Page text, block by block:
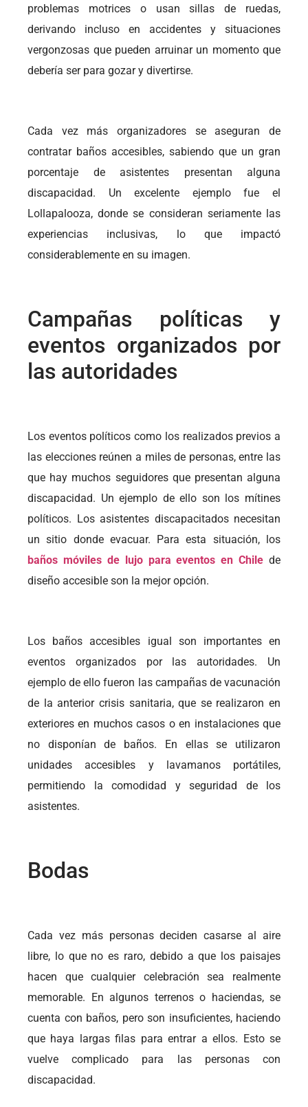
problemas motrices o usan sillas de ruedas,
derivando incluso en accidentes y situaciones
vergonzosas que pueden arruinar un momento que
debería ser para gozar y divertirse.
Cada vez más organizadores se aseguran de
contratar baños accesibles, sabiendo que un gran
porcentaje de asistentes presentan alguna
discapacidad. Un excelente ejemplo fue el
Lollapalooza, donde se consideran seriamente las
experiencias inclusivas, lo que impactó
considerablemente en su imagen.
Campañas políticas y
eventos organizados por
las autoridades
Los eventos políticos como los realizados previos a
las elecciones reúnen a miles de personas, entre las
que hay muchos seguidores que presentan alguna
discapacidad. Un ejemplo de ello son los mítines
políticos. Los asistentes discapacitados necesitan
un sitio donde evacuar. Para esta situación, los
baños móviles de lujo para eventos en Chile de
diseño accesible son la mejor opción.
Los baños accesibles igual son importantes en
eventos organizados por las autoridades. Un
ejemplo de ello fueron las campañas de vacunación
de la anterior crisis sanitaria, que se realizaron en
exteriores en muchos casos o en instalaciones que
no disponían de baños. En ellas se utilizaron
unidades accesibles y lavamanos portátiles,
permitiendo la comodidad y seguridad de los
asistentes.
Bodas
Cada vez más personas deciden casarse al aire
libre, lo que no es raro, debido a que los paisajes
hacen que cualquier celebración sea realmente
memorable. En algunos terrenos o haciendas, se
cuenta con baños, pero son insuficientes, haciendo
que haya largas filas para entrar a ellos. Esto se
vuelve complicado para las personas con
discapacidad.